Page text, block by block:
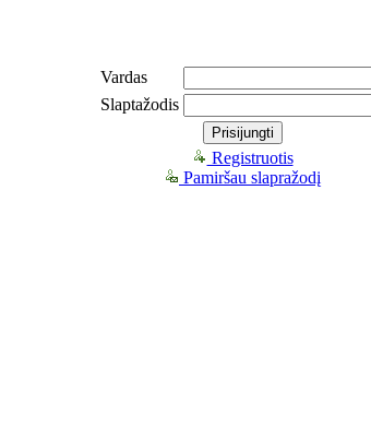
Vardas
Slaptažodis
Registruotis
Pamiršau slapražodį